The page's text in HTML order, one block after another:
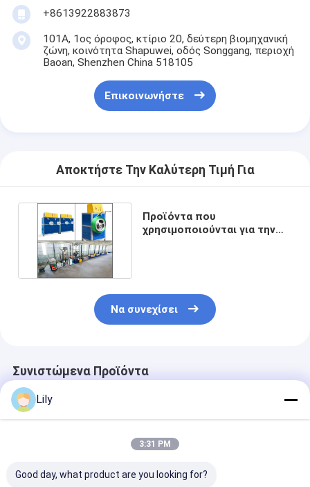
+8613922883873
101Α, 1ος όροφος, κτίριο 20, δεύτερη βιομηχανική
ζώνη, κοινότητα Shapuwei, οδός Songgang, περιοχή
Baoan, Shenzhen China 518105
Επικοινωνήστε
Αποκτήστε Την Καλύτερη Τιμή Για
Προϊόντα που
χρησιμοποιούνται για την
Να συνεχίσει
Συνιστώμενα Προϊόντα
Lily
3:31 PM
Good day, what product are you looking for?